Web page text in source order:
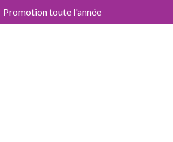
Promotion toute l'année